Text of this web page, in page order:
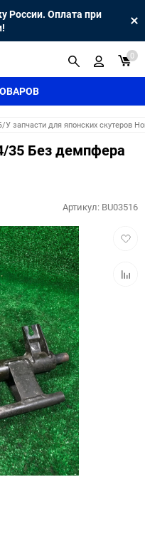
России. Оплата при
0
У запчасти для японских скутеров
35 Без демпфера
Артикул: BU03516